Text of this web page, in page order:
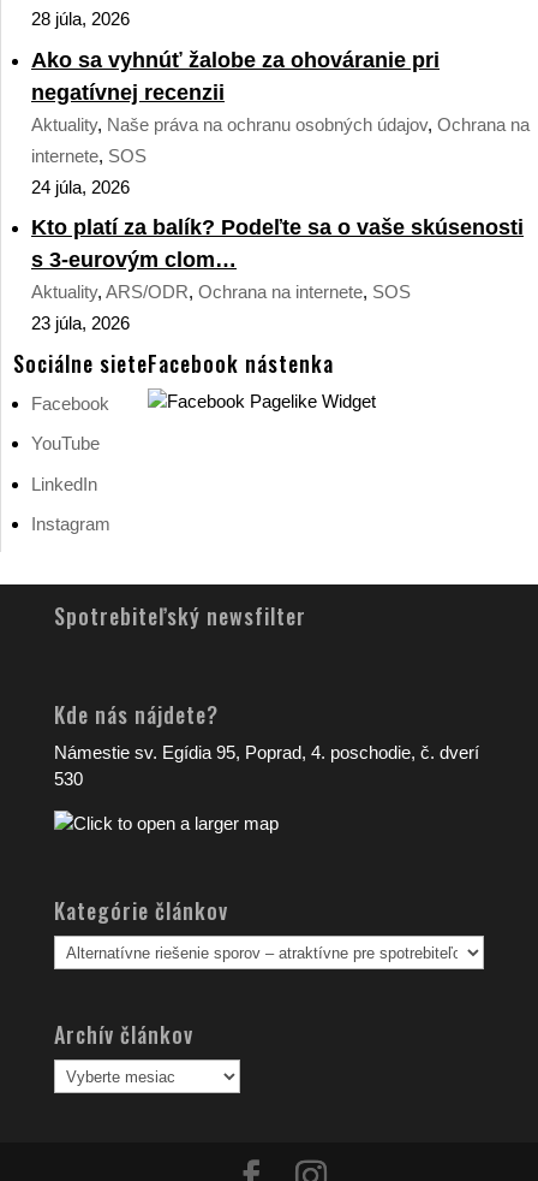
28 júla, 2026
Ako sa vyhnúť žalobe za ohováranie pri
negatívnej recenzii
Aktuality, Naše práva na ochranu osobných údajov, Ochrana na
internete, SOS
24 júla, 2026
Kto platí za balík? Podeľte sa o vaše skúsenosti
s 3-eurovým clom…
Aktuality, ARS/ODR, Ochrana na internete, SOS
23 júla, 2026
Sociálne siete
Facebook
YouTube
LinkedIn
Instagram
Facebook nástenka
Spotrebiteľský newsfilter
Kde nás nájdete?
Námestie sv. Egídia 95, Poprad, 4. poschodie, č. dverí
530
Kategórie článkov
Kategórie
článkov
Archív článkov
Archív
článkov